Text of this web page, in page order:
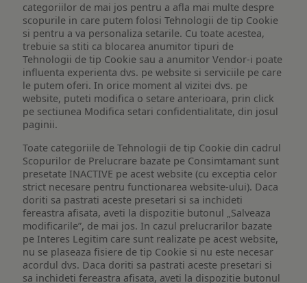
categoriilor de mai jos pentru a afla mai multe despre
scopurile in care putem folosi Tehnologii de tip Cookie
si pentru a va personaliza setarile. Cu toate acestea,
trebuie sa stiti ca blocarea anumitor tipuri de
Tehnologii de tip Cookie sau a anumitor Vendor-i poate
influenta experienta dvs. pe website si serviciile pe care
le putem oferi. In orice moment al vizitei dvs. pe
website, puteti modifica o setare anterioara, prin click
pe sectiunea Modifica setari confidentialitate, din josul
paginii.
Toate categoriile de Tehnologii de tip Cookie din cadrul
Scopurilor de Prelucrare bazate pe Consimtamant sunt
presetate INACTIVE pe acest website (cu exceptia celor
strict necesare pentru functionarea website-ului). Daca
doriti sa pastrati aceste presetari si sa inchideti
fereastra afisata, aveti la dispozitie butonul „Salveaza
modificarile”, de mai jos. In cazul prelucrarilor bazate
pe Interes Legitim care sunt realizate pe acest website,
nu se plaseaza fisiere de tip Cookie si nu este necesar
acordul dvs. Daca doriti sa pastrati aceste presetari si
sa inchideti fereastra afisata, aveti la dispozitie butonul